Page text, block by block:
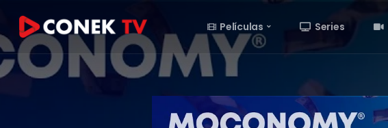
Películas Series